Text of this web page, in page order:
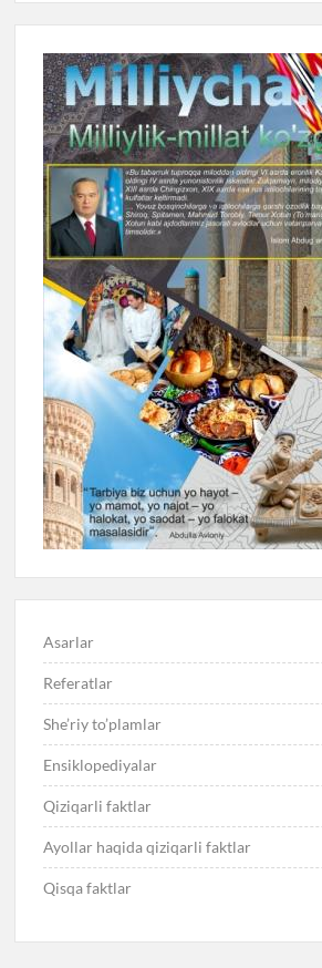
Asarlar
Referatlar
She’riy to’plamlar
Ensiklopediyalar
Qiziqarli faktlar
Ayollar haqida qiziqarli faktlar
Qisqa faktlar